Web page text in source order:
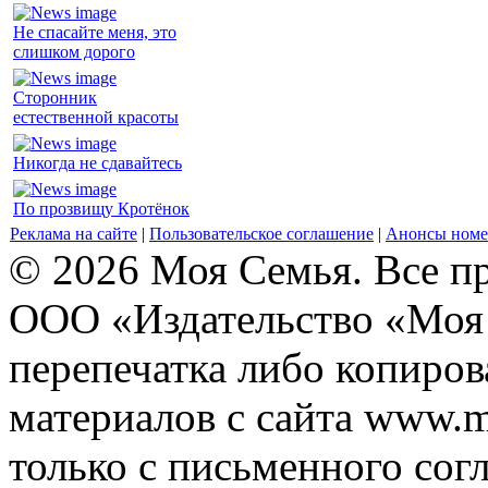
Не спасайте меня, это
слишком дорого
Сторонник
естественной красоты
Никогда не сдавайтесь
По прозвищу Кротёнок
Реклама на сайте | Пользовательское соглашение | Анонсы
© 2026 Моя Семья. Все
ООО «Издательство
перепечатка либо
материалов с сайта
только с письменного